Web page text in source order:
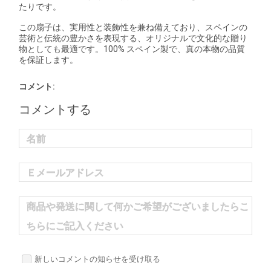
たりです。
この扇子は、実用性と装飾性を兼ね備えており、スペインの
芸術と伝統の豊かさを表現する、オリジナルで文化的な贈り
物としても最適です。100% スペイン製で、真の本物の品質
を保証します。
コメント:
コメントする
名前
Ｅメールアドレス
商品や発送に関して何かご希望がございましたらこ
ちらにご記入ください
新しいコメントの知らせを受け取る